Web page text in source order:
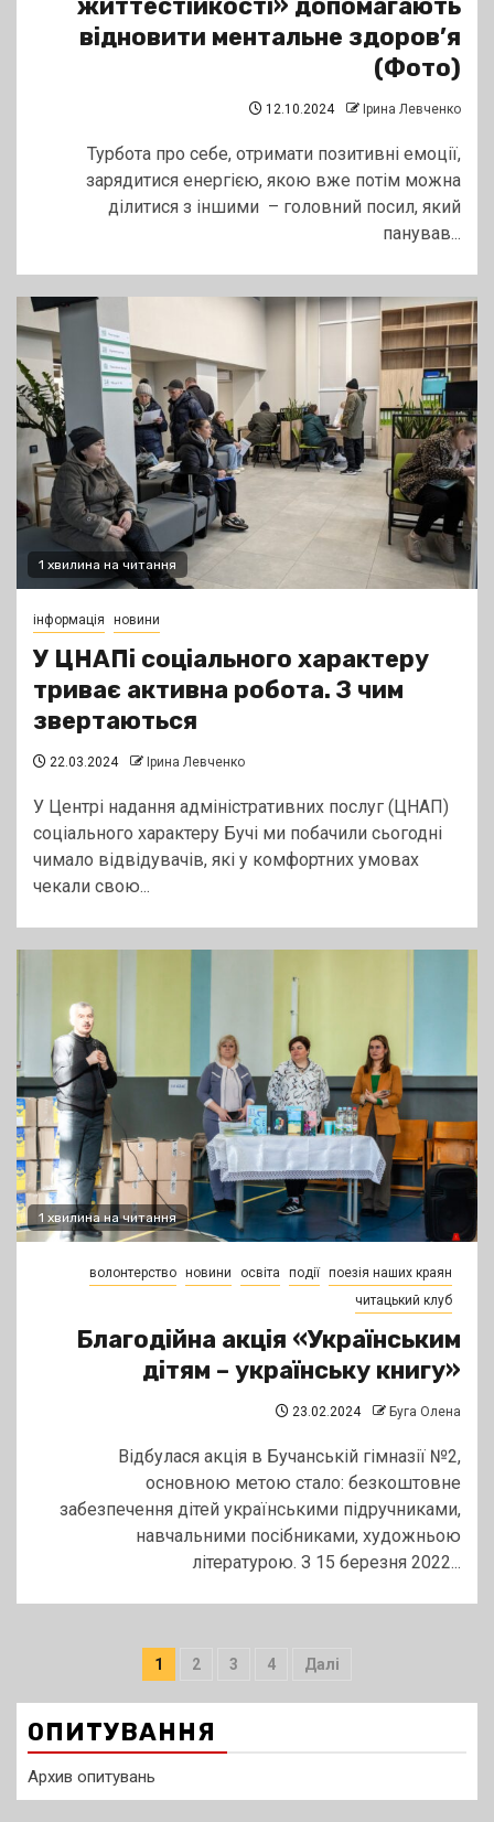
життестійкості» допомагають
відновити ментальне здоров’я
(Фото)
12.10.2024 Ірина Левченко
Турбота про себе, отримати позитивні емоції,
зарядитися енергією, якою вже потім можна
ділитися з іншими – головний посил, який
панував...
1 хвилина на читання
інформація новини
У ЦНАПі соціального характеру
триває активна робота. З чим
звертаються
22.03.2024 Ірина Левченко
У Центрі надання адміністративних послуг (ЦНАП)
соціального характеру Бучі ми побачили сьогодні
чимало відвідувачів, які у комфортних умовах
чекали свою...
1 хвилина на читання
волонтерство новини освіта події поезія наших краян
читацький клуб
Благодійна акція «Українським
дітям – українську книгу»
23.02.2024 Буга Олена
Відбулася акція в Бучанській гімназії №2,
основною метою стало: безкоштовне
забезпечення дітей українськими підручниками,
навчальними посібниками, художньою
літературою. З 15 березня 2022...
Пагінація
записів
1 2 3 4 Далі
ОПИТУВАННЯ
Архив опитувань